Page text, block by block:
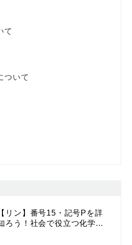
て
ついて
リン】番号15・記号Pを詳
ろう！社会で役立つ化学...